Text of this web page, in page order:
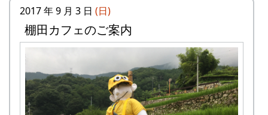
黄金色に実った稲の他にも、蕎麦の華が満開で見
頃です。
た。家族や団体でも結構です。
年会費 : 1区画5万円です。
申込み期限 : 2018年2月28日。
選考 : 応募者が募集数を超えた場合は、アン
ケート回答をもとに、当協議会で書類選考さ
せていただきます。
申込み方法 : 下記の申込み窓口に、電話、
FAXまたはメールでお申し込み下さい（FAX
2017 年 9 月 3 日 (日)
棚田カフェのご案内